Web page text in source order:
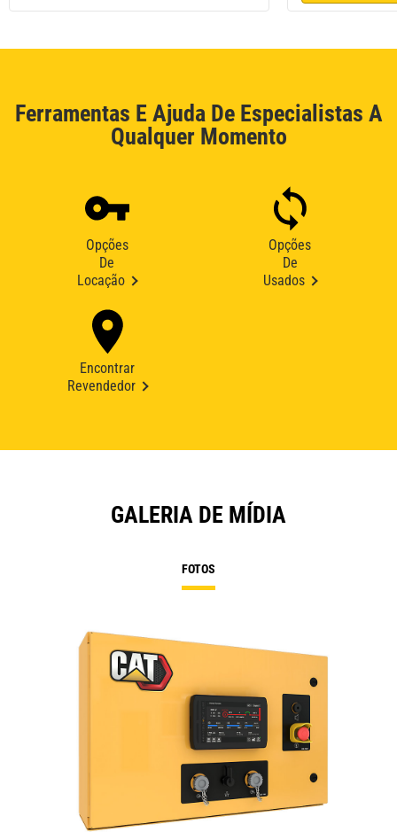
Ferramentas E Ajuda De Especialistas A
Qualquer Momento
Opções
De
Locação
Opções
De
Usados
Encontrar
Revendedor
GALERIA DE MÍDIA
FOTOS